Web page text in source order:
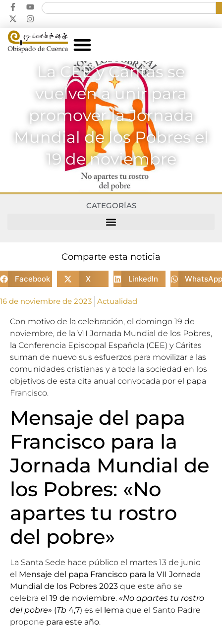
La CEE y Cáritas se
vuelven a unir para
promover la Jornada
Mundial de los Pobres el
19 de noviembre
CATEGORÍAS
Comparte esta noticia
Facebook X LinkedIn WhatsApp
16 de noviembre de 2023 Actualidad
Con motivo de la celebración, el domingo 19 de
noviembre, de la VII Jornada Mundial de los Pobres,
la Conferencia Episcopal Española (CEE) y Cáritas
suman de nuevo sus esfuerzos para movilizar a las
comunidades cristianas y a toda la sociedad en los
objetivos de esta cita anual convocada por el papa
Francisco.
Mensaje del papa
Francisco para la
Jornada Mundial de
los Pobres: «No
apartes tu rostro
del pobre»
La Santa Sede hace público el martes 13 de junio
el Mensaje del papa Francisco para la VII Jornada
Mundial de los Pobres 2023 que este año se
celebra el 19 de noviembre. «No apartes tu rostro
del pobre» (Tb 4,7) es el lema que el Santo Padre
propone para este año.